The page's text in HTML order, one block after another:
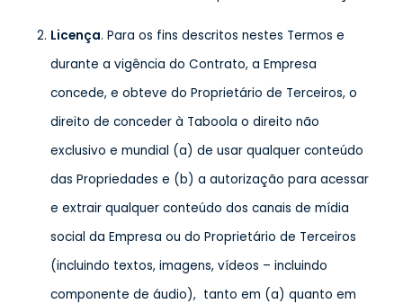
Licença. Para os fins descritos nestes Termos e
durante a vigência do Contrato, a Empresa
concede, e obteve do Proprietário de Terceiros, o
direito de conceder à Taboola o direito não
exclusivo e mundial (a) de usar qualquer conteúdo
das Propriedades e (b) a autorização para acessar
e extrair qualquer conteúdo dos canais de mídia
social da Empresa ou do Proprietário de Terceiros
(incluindo textos, imagens, vídeos – incluindo
componente de áudio), tanto em (a) quanto em